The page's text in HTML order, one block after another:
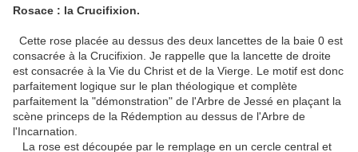
Rosace : la Crucifixion.
Cette rose placée au dessus des deux lancettes de la baie 0 est
consacrée à la Crucifixion. Je rappelle que la lancette de droite
est consacrée à la Vie du Christ et de la Vierge. Le motif est donc
parfaitement logique sur le plan théologique et complète
parfaitement la "démonstration" de l'Arbre de Jessé en plaçant la
scène princeps de la Rédemption au dessus de l'Arbre de
l'Incarnation.
La rose est découpée par le remplage en un cercle central et